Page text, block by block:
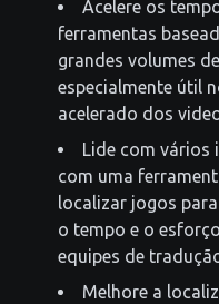
Acelere os
ferramentas
grandes volumes
especialmente útil
acelerado dos
Lide com vários
com uma
localizar jogos
o tempo e o
equipes de
Melhore a